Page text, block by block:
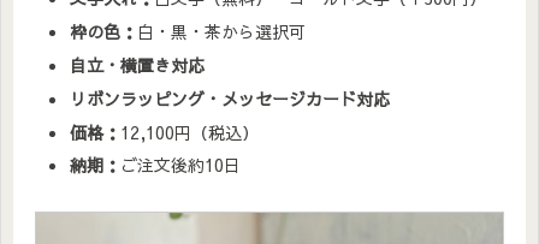
枠の色： 白・黒・茶から選択可
自立・横置き対応
リボンラッピング・メッセージカード対応
価格： 12,100円（税込）
納期： ご注文後約10日